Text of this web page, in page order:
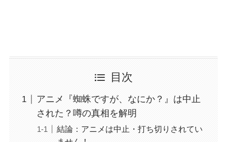
目次
アニメ『蜘蛛ですが、なにか？』は中止
された？噂の真相を解明
結論：アニメは中止・打ち切りされてい